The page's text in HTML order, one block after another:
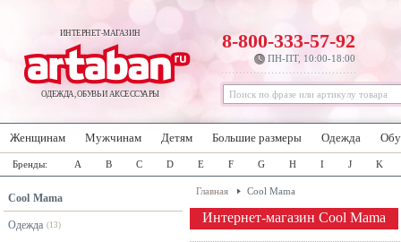
ИНТЕРНЕТ-МАГАЗИН
ОДЕЖДА, ОБУВЬ И АКСЕССУАРЫ
8-800-333-57-92
ПН-ПТ, 10:00-18:00
Женщинам Мужчинам Детям Большие размеры Одежда
Бренды: A B C D E F G H I J K
Cool Mama
Одежда (13)
Главная Cool Mama
Интернет-магазин Cool Mama